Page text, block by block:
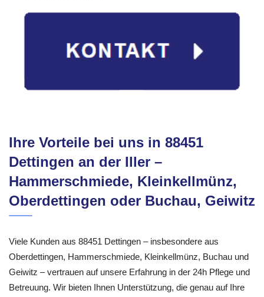
Ihre Vorteile bei uns in 88451
Dettingen an der Iller –
Hammerschmiede, Kleinkellmünz,
Oberdettingen oder Buchau, Geiwitz
Viele Kunden aus 88451 Dettingen – insbesondere aus
Oberdettingen, Hammerschmiede, Kleinkellmünz, Buchau und
Geiwitz – vertrauen auf unsere Erfahrung in der 24h Pflege und
Betreuung. Wir bieten Ihnen Unterstützung, die genau auf Ihre